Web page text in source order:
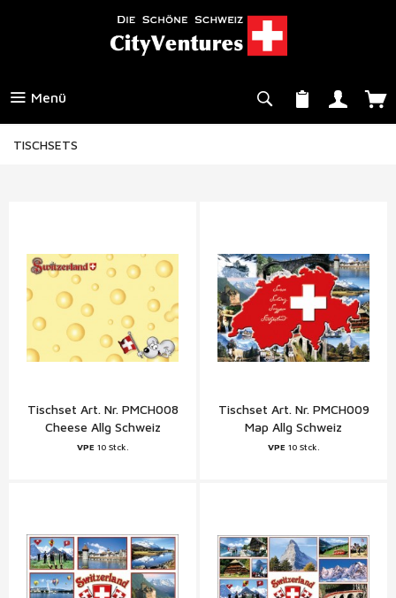
Menü
TISCHSETS
Tischset Art. Nr. PMCH008
Cheese Allg Schweiz
VPE 10 Stck.
Tischset Art. Nr. PMCH009
Map Allg Schweiz
VPE 10 Stck.